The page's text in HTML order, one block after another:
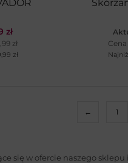
zł
zł
zł
← 1
się w ofercie naszego